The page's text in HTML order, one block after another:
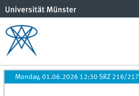
Monday, 01.06.2026 12:30 SRZ 216/217